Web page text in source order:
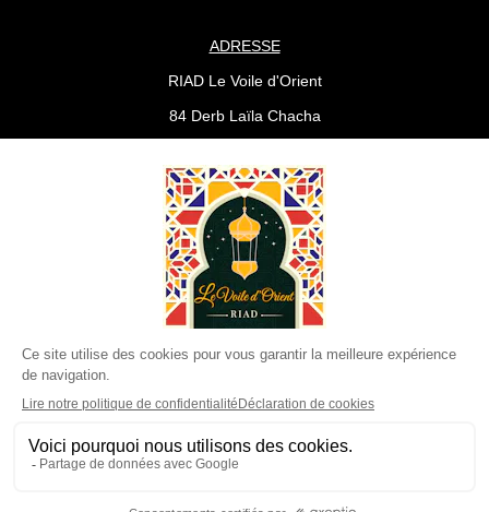
ADRESSE
RIAD Le Voile d'Orient
84 Derb Laïla Chacha
KONTAKT
IMPRESSUM
ALLGEMEINE GESCHÄFTSBEDINGUNGEN